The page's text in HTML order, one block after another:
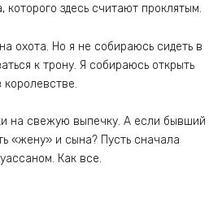
которого здесь считают проклятым.
охота. Но я не собираюсь сидеть в
к трону. Я собираюсь открыть
на свежую выпечку. А если бывший
«жену» и сына? Пусть сначала
Как все.